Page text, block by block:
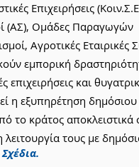
Επιχειρήσεις
(ΑΣ), Ομάδες Παραγωγών
Αγροτικές Εταιρικές
εμπορική
επιχειρήσεις και
η εξυπηρέτηση
το κράτος
λειτουργία τους με